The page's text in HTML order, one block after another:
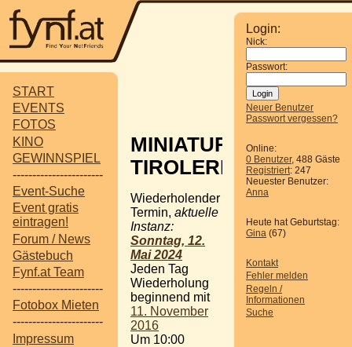
START
EVENTS
FOTOS
KINO
GEWINNSPIEL
-----------------------
Event-Suche
Event gratis
eintragen!
Forum / News
Gästebuch
Fynf.at Team
-----------------------
Fotobox Mieten
-----------------------
Impressum
Login:
Nick:
Passwort:
Neuer Benutzer
Passwort vergessen?
Online:
0 Benutzer, 488 Gäste
Registriert: 247
Neuester Benutzer:
Anna
Heute hat Geburtstag:
Gina (67)
Kontakt
Fehler melden
Regeln /
Informationen
Suche
MINIATUR
TIROLERLAND
Wiederholender
Termin, aktuelle
Instanz:
Sonntag, 12.
Mai 2024
Jeden Tag
Wiederholung
beginnend mit
11. November
2016
Um 10:00